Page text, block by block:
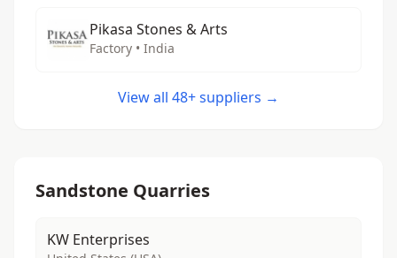
Pikasa Stones & Arts
Factory • India
View all 48+ suppliers →
Sandstone Quarries
KW Enterprises